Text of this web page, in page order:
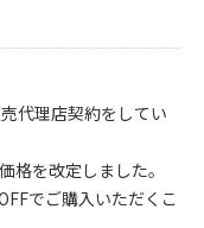
代理店契約をしてい
を改定しました。
でご購入いただくこ